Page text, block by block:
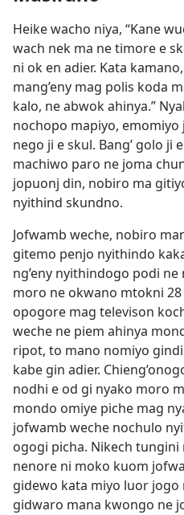
Heike wacho niya, “Kane
wach nek ma ne timore e
ni ok en adier. Kata
mang’eny mag polis koda
kalo, ne abwok ahinya.”
nochopo mapiyo,
nego ji e skul. Bang’ golo ji
machiwo paro ne joma
jopuonj din, nobiro ma
nyithind skundno.
Jofwamb weche, nobiro
gitemo penjo nyithindo
ng’eny nyithindogo podi
moro ne okwano mtokni
opogore mag televison
weche ne piem ahinya
ripot, to mano nomiyo
kabe gin adier.
nodhi e od gi nyako moro
mondo omiye piche mag
jofwamb weche nochulo
ogogi picha. Nikech tungini
nenore ni moko kuom
gidewo kata miyo luor
gidwaro mana kwongo ne